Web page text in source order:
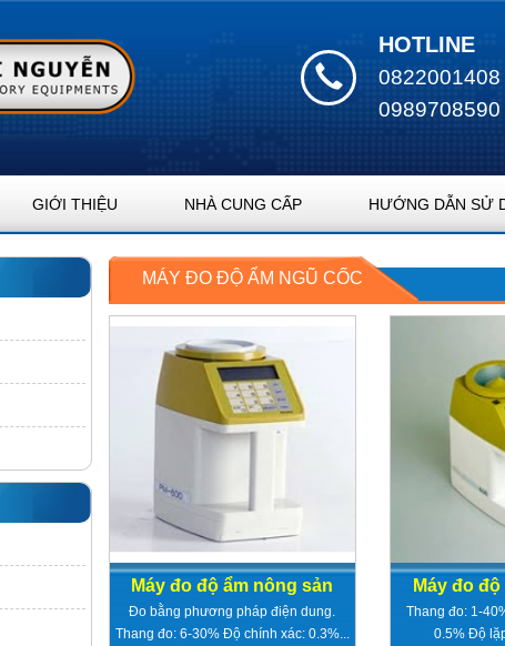
HOTLINE
0822001408
0989708590
GIỚI THIỆU NHÀ CUNG CẤP HƯỚNG DẪN SỬ
MÁY ĐO ĐỘ ẨM NGŨ CỐC
Máy đo độ ẩm nông sản
Đo bằng phương pháp điện dung.
Thang đo: 6-30% Độ chính xác: 0.3%...
Máy đo
Thang đo: 1-
0.5% Độ